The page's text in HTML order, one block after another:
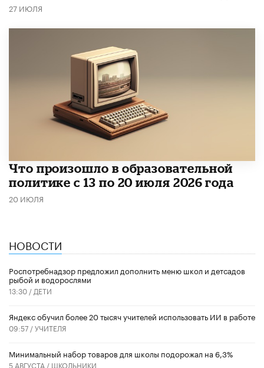
27 ИЮЛЯ
Что произошло в образовательной
политике с 13 по 20 июля 2026 года
20 ИЮЛЯ
НОВОСТИ
Роспотребнадзор предложил дополнить меню школ и детсадов
рыбой и водорослями
13:30 / ДЕТИ
​Яндекс обучил более 20 тысяч учителей использовать ИИ в работе
09:57 /УЧИТЕЛЯ
Минимальный набор товаров для школы подорожал на 6,3%
5 АВГУСТА / ШКОЛЬНИКИ